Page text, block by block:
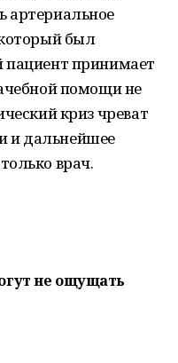
артериальное
был
пациент принимает
помощи не
криз чреват
и дальнейшее
врач.
не ощущать